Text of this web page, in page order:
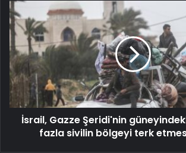
İsrail, Gazze Şeridi'nin
fazla sivilin bölgeyi terk